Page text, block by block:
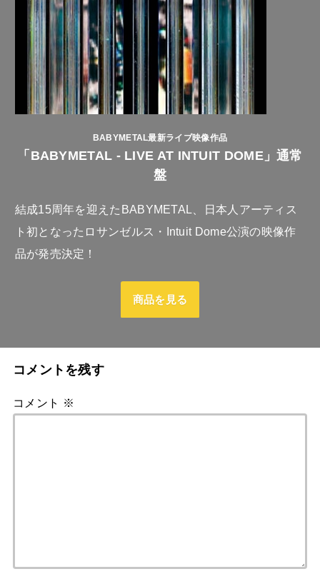
BABYMETAL最新ライブ映像作品
「BABYMETAL - LIVE AT INTUIT DOME」通常
盤
結成15周年を迎えたBABYMETAL、日本人アーティス
ト初となったロサンゼルス・Intuit Dome公演の映像作
品が発売決定！
商品を見る
コメントを残す
コメント ※